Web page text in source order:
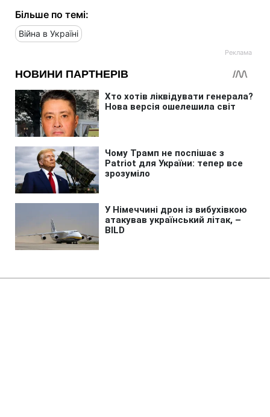
Більше по темі:
Війна в Україні